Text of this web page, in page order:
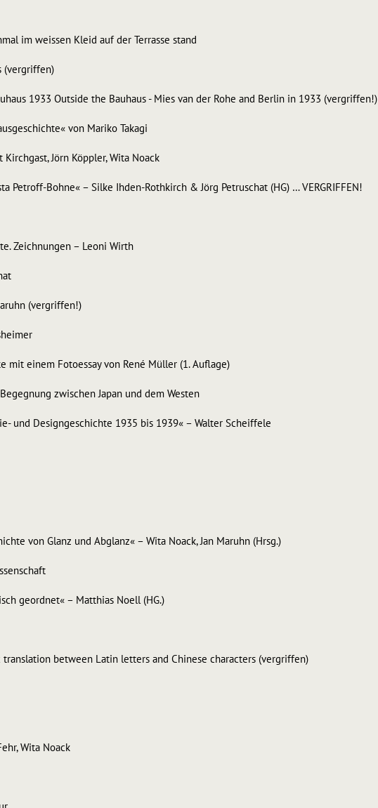
im weissen Kleid auf der Terrasse stand
(vergriffen)
1933 Outside the Bauhaus - Mies van der Rohe and Berlin in 1933 (vergriffen!)
von Mariko Takagi
Jörn Köppler, Wita Noack
Petroff-Bohne« – Silke Ihden-Rothkirch & Jörg Petruschat (HG) … VERGRIFFEN!
Zeichnungen – Leoni Wirth
(vergriffen!)
mit einem Fotoessay von René Müller (1. Auflage)
zwischen Japan und dem Westen
und Designgeschichte 1935 bis 1939« – Walter Scheiffele
von Glanz und Abglanz« – Wita Noack, Jan Maruhn (Hrsg.)
geordnet« – Matthias Noell (HG.)
translation between Latin letters and Chinese characters (vergriffen)
Wita Noack